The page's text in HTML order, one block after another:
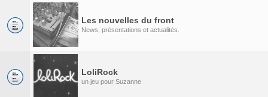
Les nouvelles du front
News, présentations et actualités.
LoliRock
un jeu pour Suzanne